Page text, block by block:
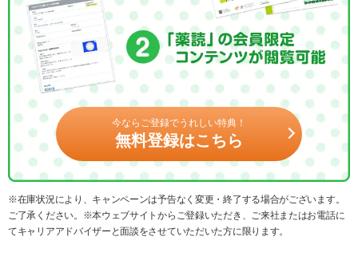
今ならご登録でうれしい特典！
無料登録はこちら
※在庫状況により、キャンペーンは予告なく変更・終了する場合がございます。
ご了承ください。※本ウェブサイトからご登録いただき、ご来社またはお電話に
てキャリアアドバイザーと面談をさせていただいた方に限ります。